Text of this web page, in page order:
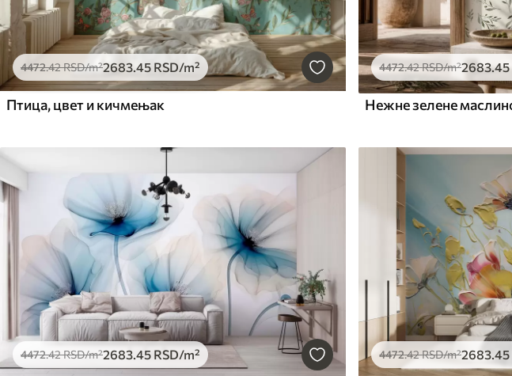
4472.42RSD/m²2683.45 RSD/m²
Птица, цвет и кичмењак
4472.42RSD/m²2683.45
4472.42RSD/m²2683 .45 RSD/m² 4472.42RSD/m²2683 .45